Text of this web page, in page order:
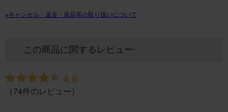
※キャンセル・返金・返品等の取り扱いについて
この商品に関するレビュー
4.6
（74件のレビュー）